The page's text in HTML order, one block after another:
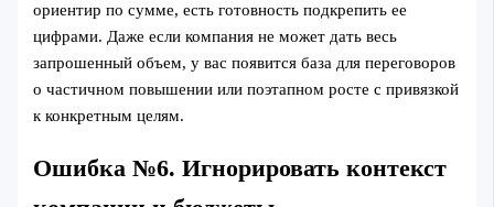
ориентир по сумме, есть готовность подкрепить ее
цифрами. Даже если компания не может дать весь
запрошенный объем, у вас появится база для переговоров
о частичном повышении или поэтапном росте с привязкой
к конкретным целям.
Ошибка №6. Игнорировать контекст